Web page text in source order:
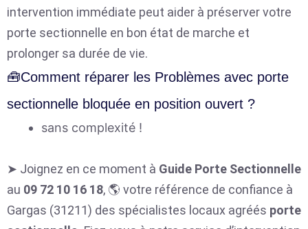
intervention immédiate peut aider à préserver votre
porte sectionnelle en bon état de marche et
prolonger sa durée de vie.
🧰Comment réparer les Problèmes avec porte
sectionnelle bloquée en position ouvert ?
sans complexité !
➤ Joignez en ce moment à Guide Porte Sectionnelle
au 09 72 10 16 18, 🌎 votre référence de confiance à
Gargas (31211) des spécialistes locaux agréés porte